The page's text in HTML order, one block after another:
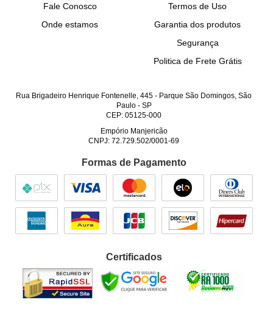
Fale Conosco
Onde estamos
Termos de Uso
Garantia dos produtos
Segurança
Politica de Frete Grátis
Rua Brigadeiro Henrique Fontenelle, 445 - Parque São Domingos, São
Paulo- SP
CEP: 05125-000
Empório Manjericão
CNPJ: 72.729.502/0001-69
Formas de Pagamento
Certificados